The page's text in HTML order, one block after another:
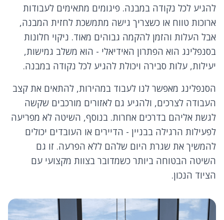
להגיע לכל נקודה במבנה. פיגומים מתאימים לעבודות
ארוכות טווח או כשצריך גישה מתמשכת לחזית המבנה,
אבל העלות והזמן להקמה גבוהים מאוד. ניקוי חלונות
בסנפלינג הוא הפתרון האידיאלי - הוא משלב גמישות,
יעילות, עלות סבירה ויכולת להגיע לכל נקודה במבנה.
הסנפלינג מאפשר לנו לעבוד במהירות, להתאים את קצב
העבודה לצרכים, ולהגיע גם לאזורים מורכבים שקשה
לגשת אליהם בדרכים אחרות. בנוסף, השיטה לא מפריעה
לפעילות הרגילה בבניין - הדיירים או העובדים יכולים
להמשיך את שגרת היום שלהם ללא הפרעה. זו גם
השיטה הבטוחה ביותר כשמדובר בצוות מקצועי עם
הציוד הנכון.